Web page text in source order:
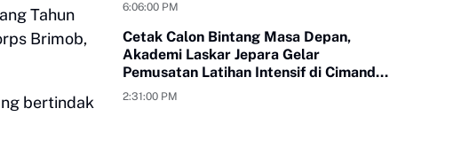
Tahun
Brimob,
bertindak
6:06:00 PM
Cetak Calon Bintang Masa Depan,
Akademi Laskar Jepara Gelar
Pemusatan Latihan Intensif di Cimande
Bogor
2:31:00 PM